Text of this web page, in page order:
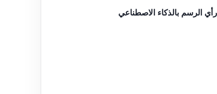
رأي الرسم بالذكاء الاصطناعي